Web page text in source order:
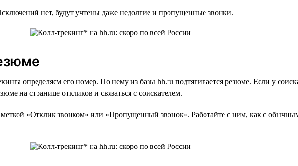
нет, будут учтены даже недолгие и пропущенные звонки.
определяем его номер. По нему из базы hh.ru подтягивается резюме. Если у
на странице откликов и связаться с соискателем.
«Отклик звонком» или «Пропущенный звонок». Работайте с ним, как с